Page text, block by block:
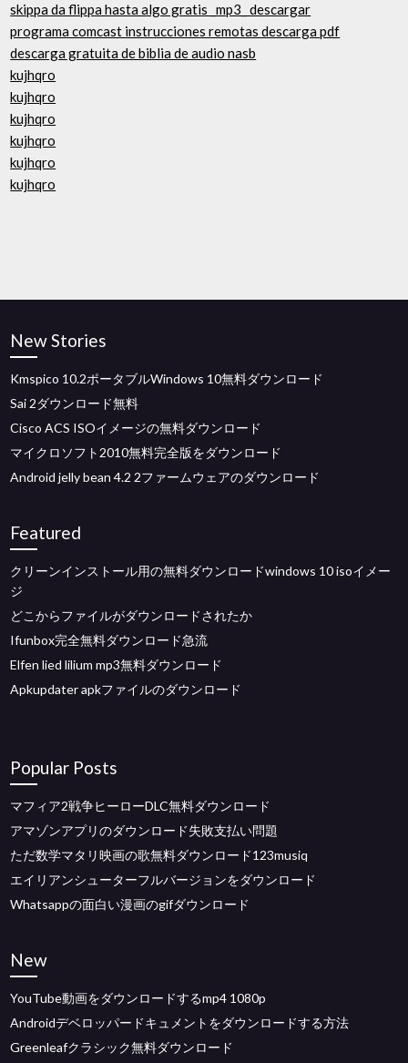
skippa da flippa hasta algo gratis _mp3_ descargar
programa comcast instrucciones remotas descarga pdf
descarga gratuita de biblia de audio nasb
kujhqro
kujhqro
kujhqro
kujhqro
kujhqro
kujhqro
New Stories
Kmspico 10.2ポータブルWindows 10無料ダウンロード
Sai 2ダウンロード無料
Cisco ACS ISOイメージの無料ダウンロード
マイクロソフト2010無料完全版をダウンロード
Android jelly bean 4.2 2ファームウェアのダウンロード
Featured
クリーンインストール用の無料ダウンロードwindows 10 isoイメー
ジ
どこからファイルがダウンロードされたか
Ifunbox完全無料ダウンロード急流
Elfen lied lilium mp3無料ダウンロード
Apkupdater apkファイルのダウンロード
Popular Posts
マフィア2戦争ヒーローDLC無料ダウンロード
アマゾンアプリのダウンロード失敗支払い問題
ただ数学マタリ映画の歌無料ダウンロード123musiq
エイリアンシューターフルバージョンをダウンロード
Whatsappの面白い漫画のgifダウンロード
New
YouTube動画をダウンロードするmp4 1080p
Androidデベロッパードキュメントをダウンロードする方法
Greenleafクラシック無料ダウンロード